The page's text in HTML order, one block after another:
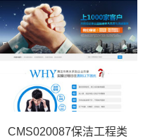
CMS020087保洁工程类